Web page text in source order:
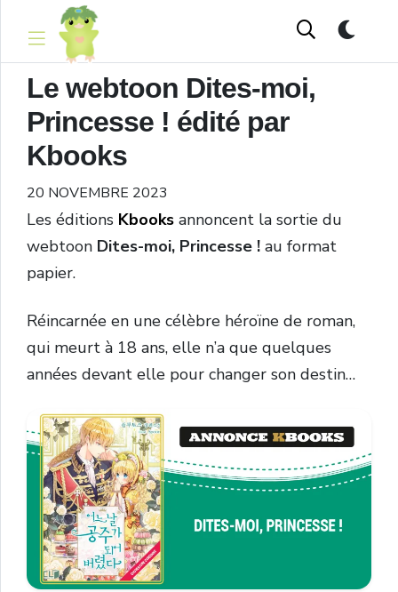
Le webtoon Dites-moi,
Princesse ! édité par
Kbooks
20 NOVEMBRE 2023
Les éditions Kbooks annoncent la sortie du
webtoon Dites-moi, Princesse ! au format
papier.
Réincarnée en une célèbre héroïne de roman,
qui meurt à 18 ans, elle n’a que quelques
années devant elle pour changer son destin…